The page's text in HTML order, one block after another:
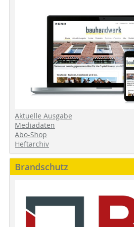
Aktuelle Ausgabe
Mediadaten
Abo-Shop
Heftarchiv
Brandschutz